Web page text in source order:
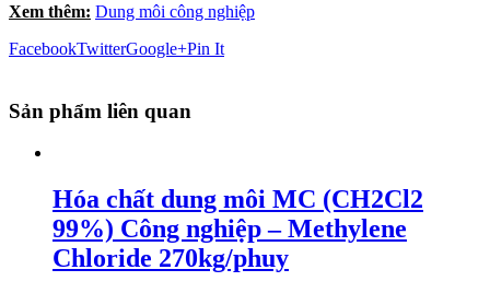
Xem thêm: Dung môi công nghiệp
FacebookTwitterGoogle+Pin It
Sản phẩm liên quan
Hóa chất dung môi MC (CH2Cl2
99%) Công nghiệp – Methylene
Chloride 270kg/phuy